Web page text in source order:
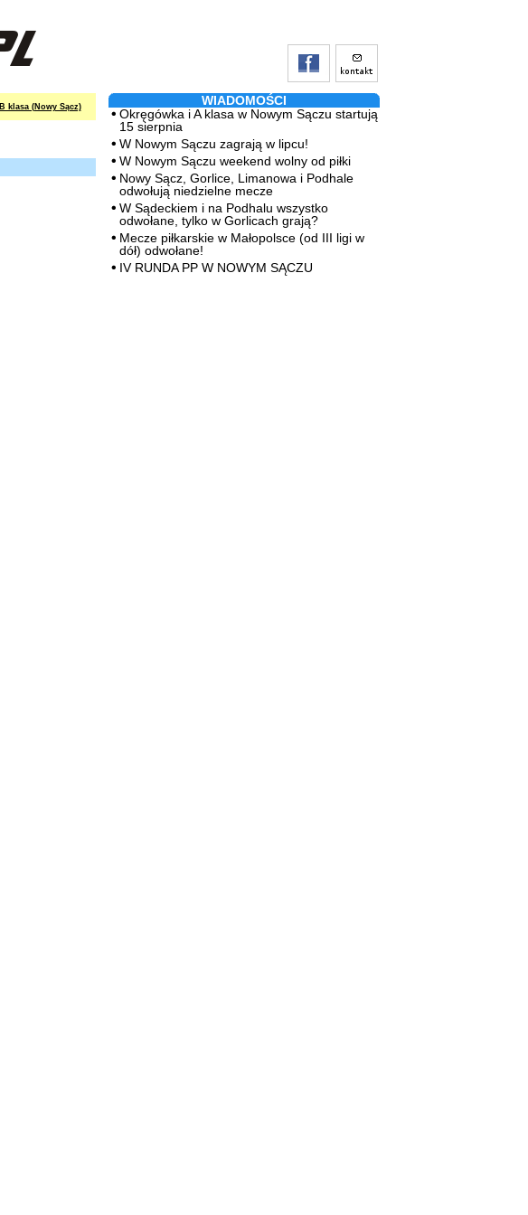
B klasa (Nowy Sącz)
WIADOMOŚCI
Okręgówka i A klasa w Nowym Sączu startują
15 sierpnia
W Nowym Sączu zagrają w lipcu!
W Nowym Sączu weekend wolny od piłki
Nowy Sącz, Gorlice, Limanowa i Podhale
odwołują niedzielne mecze
W Sądeckiem i na Podhalu wszystko
odwołane, tylko w Gorlicach grają?
Mecze piłkarskie w Małopolsce (od III ligi w
dół) odwołane!
IV RUNDA PP W NOWYM SĄCZU